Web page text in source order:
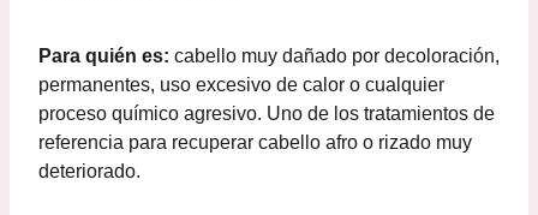
Para quién es: cabello muy dañado por decoloración,
permanentes, uso excesivo de calor o cualquier
proceso químico agresivo. Uno de los tratamientos de
referencia para recuperar cabello afro o rizado muy
deteriorado.